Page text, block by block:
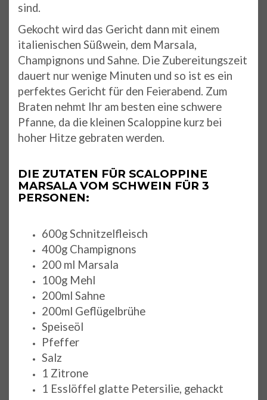
sind.
Gekocht wird das Gericht dann mit einem
italienischen Süßwein, dem Marsala,
Champignons und Sahne. Die Zubereitungszeit
dauert nur wenige Minuten und so ist es ein
perfektes Gericht für den Feierabend. Zum
Braten nehmt Ihr am besten eine schwere
Pfanne, da die kleinen Scaloppine kurz bei
hoher Hitze gebraten werden.
DIE ZUTATEN FÜR SCALOPPINE
MARSALA VOM SCHWEIN FÜR 3
PERSONEN:
600g Schnitzelfleisch
400g Champignons
200 ml Marsala
100g Mehl
200ml Sahne
200ml Geflügelbrühe
Speiseöl
Pfeffer
Salz
1 Zitrone
1 Esslöffel glatte Petersilie, gehackt